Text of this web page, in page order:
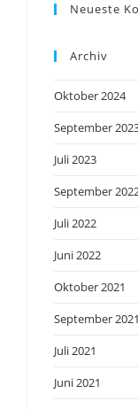
Neueste
Archiv
Oktober 2024
September
Juli 2023
September
Juli 2022
Juni 2022
Oktober 2021
September 2021
Juli 2021
Juni 2021